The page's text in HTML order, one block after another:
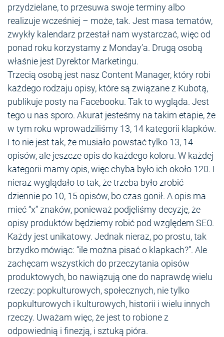
przydzielane, to przesuwa swoje terminy albo
realizuje wcześniej – może, tak. Jest masa tematów,
zwykły kalendarz przestał nam wystarczać, więc od
ponad roku korzystamy z Monday’a. Drugą osobą
właśnie jest Dyrektor Marketingu.
Trzecią osobą jest nasz Content Manager, który robi
każdego rodzaju opisy, które są związane z Kubotą,
publikuje posty na Facebooku. Tak to wygląda. Jest
tego u nas sporo. Akurat jesteśmy na takim etapie, że
w tym roku wprowadziliśmy 13, 14 kategorii klapków.
I to nie jest tak, że musiało powstać tylko 13, 14
opisów, ale jeszcze opis do każdego koloru. W każdej
kategorii mamy opis, więc chyba było ich około 120. I
nieraz wyglądało to tak, że trzeba było zrobić
dziennie po 10, 15 opisów, bo czas gonił. A opis ma
mieć “x” znaków, ponieważ podjęliśmy decyzję, że
opisy produktów będziemy robić pod względem SEO.
Każdy jest unikatowy. Jednak nieraz, po prostu, tak
brzydko mówiąc: “ile można pisać o klapkach?”. Ale
zachęcam wszystkich do przeczytania opisów
produktowych, bo nawiązują one do naprawdę wielu
rzeczy: popkulturowych, społecznych, nie tylko
popkulturowych i kulturowych, historii i wielu innych
rzeczy. Uważam więc, że jest to robione z
odpowiednią i finezją, i sztuką pióra.